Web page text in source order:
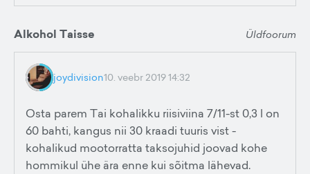
Alkohol Taisse Üldfoorum
joydivision10. veebr 2019 14:32
Osta parem Tai kohalikku riisiviina 7/11-st 0,3 l on
60 bahti, kangus nii 30 kraadi tuuris vist -
kohalikud mootorratta taksojuhid joovad kohe
hommikul ühe ära enne kui sõitma lähevad.